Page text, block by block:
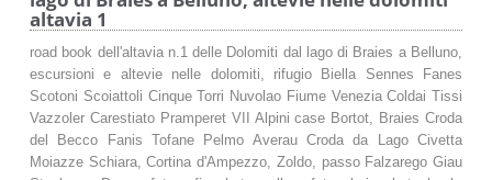
altavia 1
road book dell'altavia n.1 delle Dolomiti dal lago di Braies a Belluno,
escursioni e altevie nelle dolomiti, rifugio Biella Sennes Fanes
Scotoni Scoiattoli Cinque Torri Nuvolao Fiume Venezia Coldai Tissi
Vazzoler Carestiato Pramperet VII Alpini case Bortot, Braies Croda
del Becco Fanis Tofane Pelmo Averau Croda da Lago Civetta
Moiazze Schiara, Cortina d'Ampezzo, Zoldo, passo Falzarego Giau